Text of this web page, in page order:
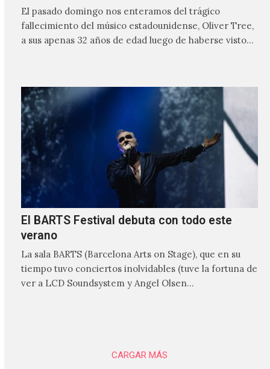
El pasado domingo nos enteramos del trágico
fallecimiento del músico estadounidense, Oliver Tree,
a sus apenas 32 años de edad luego de haberse visto
El BARTS Festival debuta con todo este
verano
La sala BARTS (Barcelona Arts on Stage), que en su
tiempo tuvo conciertos inolvidables (tuve la fortuna de
ver a LCD Soundsystem y Angel Olsen…
CARGAR MÁS